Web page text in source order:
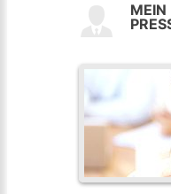
MEIN